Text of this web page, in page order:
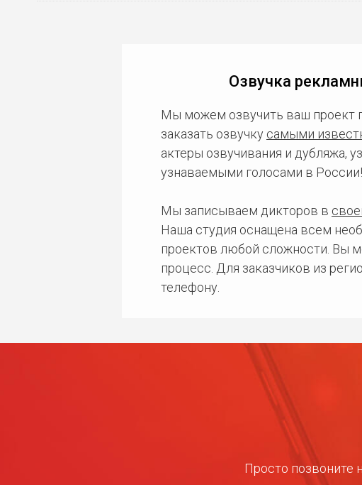
Озвучка
Мы можем озвучить ваш проект
заказать озвучку самыми
актеры озвучивания и дубляжа,
узнаваемыми голосами в России!
Мы записываем дикторов в
Наша студия оснащена всем
проектов любой сложности. Вы
процесс. Для заказчиков из
телефону.
Просто позвоните